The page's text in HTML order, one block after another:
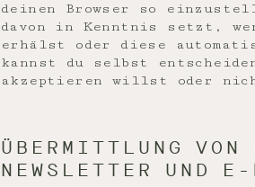
deinen Browser so
davon in Kenntnis setzt,
erhälst oder diese
kannst du selbst
akzeptieren willst oder
ÜBERMITTLUNG VON
NEWSLETTER UND